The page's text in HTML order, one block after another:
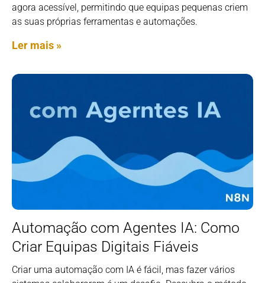
agora acessível, permitindo que equipas pequenas criem
as suas próprias ferramentas e automações.
Ler mais »
Automação com Agentes IA: Como
Criar Equipas Digitais Fiáveis
Criar uma automação com IA é fácil, mas fazer vários